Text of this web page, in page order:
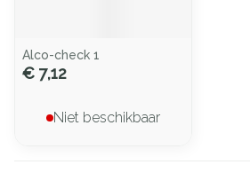
Alco-check 1
€ 7,12
Niet beschikbaar